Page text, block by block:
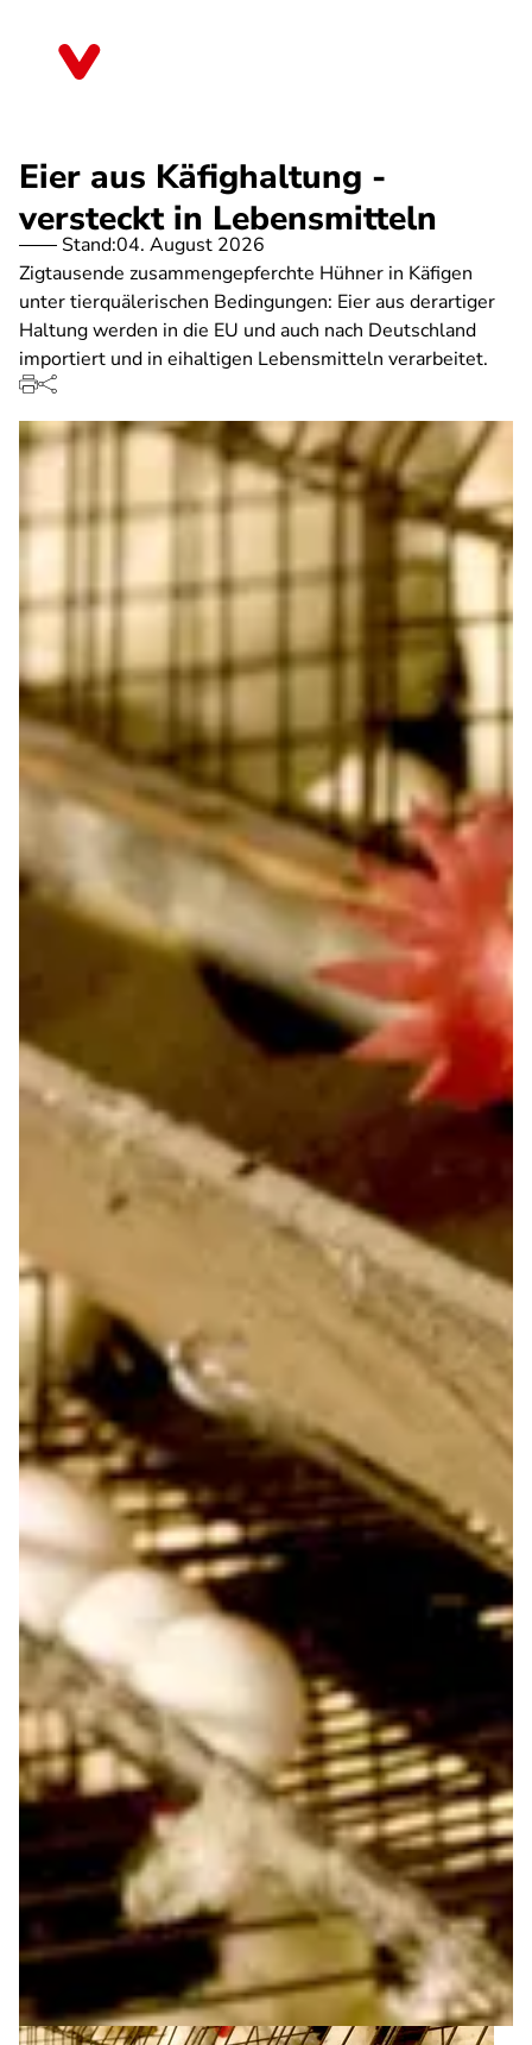
Eier aus Käfighaltung -
versteckt in Lebensmitteln
Stand:04. August 2026
Zigtausende zusammengepferchte Hühner in Käfigen
unter tierquälerischen Bedingungen: Eier aus derartiger
Haltung werden in die EU und auch nach Deutschland
importiert und in eihaltigen Lebensmitteln verarbeitet.